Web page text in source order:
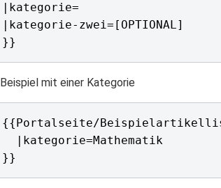
|kategorie=
|kategorie-zwei=[OPTIONAL]
Beispiel mit einer Kategorie
{{Portalseite/
}}